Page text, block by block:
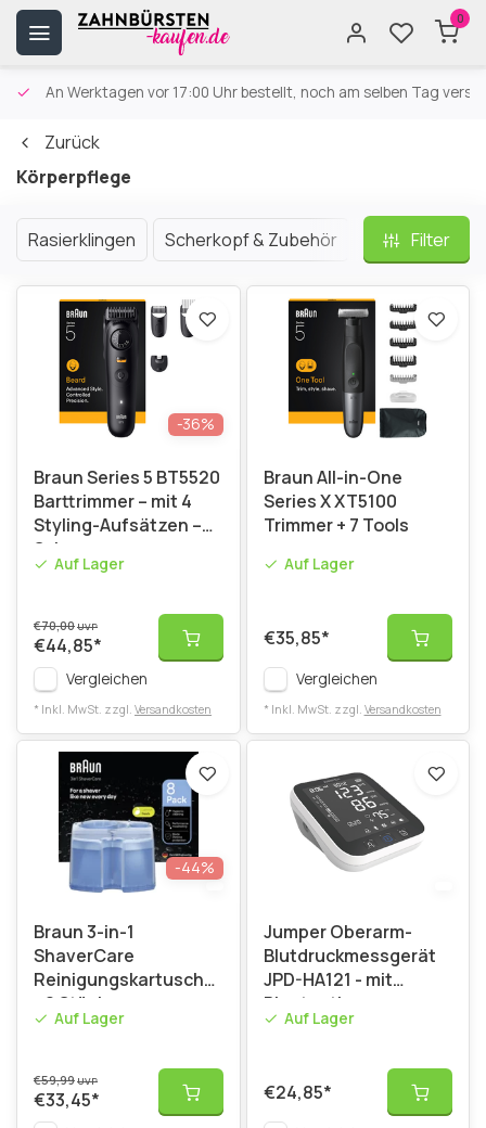
0
An Werktagen vor 17:00 Uhr bestellt, noch am selben Tag
Zurück
Körperpflege
Rasierklingen Scherkopf & Zubehör Elektrische
Filter
-36%
Braun Series 5 BT5520
Barttrimmer – mit 4
Styling-Aufsätzen –
Schwarz
Auf Lager
€70,00UVP
€44,85*
Vergleichen
* Inkl. MwSt. zzgl. Versandkosten
Braun All-in-One
Series X XT5100
Trimmer + 7 Tools
Auf Lager
€35,85*
Vergleichen
* Inkl. MwSt. zzgl. Versandkosten
-44%
Braun 3-in-1
ShaverCare
Reinigungskartuschen
- 8 Stück
Auf Lager
€59,99UVP
€33,45*
Jumper Oberarm-
Blutdruckmessgerät
JPD-HA121 - mit
Bluetooth
Auf Lager
€24,85*